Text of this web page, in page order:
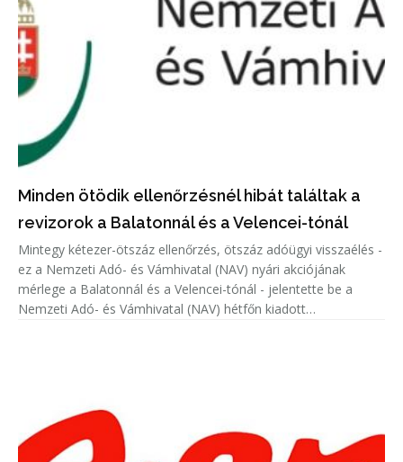
Minden ötödik ellenőrzésnél hibát találtak a
revizorok a Balatonnál és a Velencei-tónál
Mintegy kétezer-ötszáz ellenőrzés, ötszáz adóügyi visszaélés -
ez a Nemzeti Adó- és Vámhivatal (NAV) nyári akciójának
mérlege a Balatonnál és a Velencei-tónál - jelentette be a
Nemzeti Adó- és Vámhivatal (NAV) hétfőn kiadott